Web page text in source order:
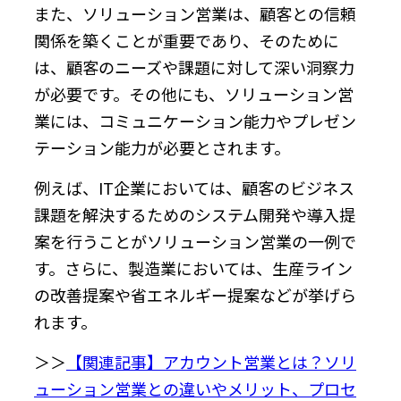
また、ソリューション営業は、顧客との信頼
関係を築くことが重要であり、そのために
は、顧客のニーズや課題に対して深い洞察力
が必要です。その他にも、ソリューション営
業には、コミュニケーション能力やプレゼン
テーション能力が必要とされます。
例えば、IT企業においては、顧客のビジネス
課題を解決するためのシステム開発や導入提
案を行うことがソリューション営業の一例で
す。さらに、製造業においては、生産ライン
の改善提案や省エネルギー提案などが挙げら
れます。
＞＞ 【関連記事】アカウント営業とは？ソリ
ューション営業との違いやメリット、プロセ